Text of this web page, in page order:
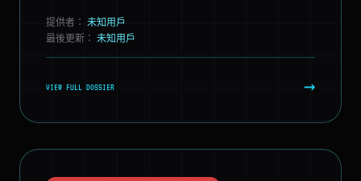
提供者： 未知用戶
最後更新： 未知用戶
VIEW FULL DOSSIER →